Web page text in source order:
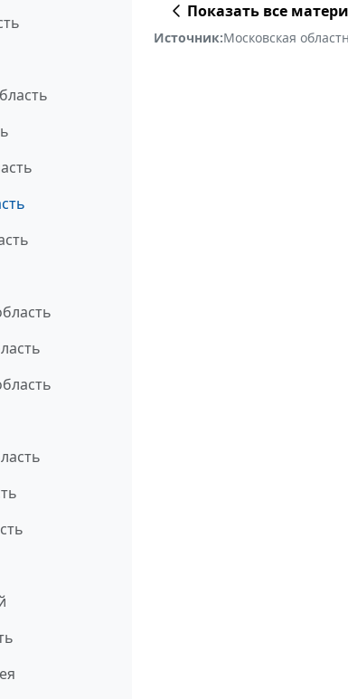
Показать все
Источник:Московская